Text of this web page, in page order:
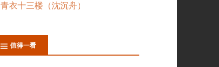
青衣十三楼（沈沉舟）
值得一看